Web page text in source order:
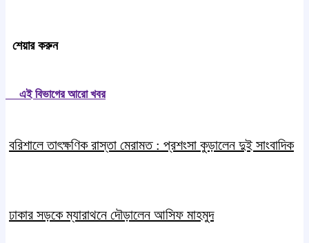
শেয়ার করুন
এই বিভাগের আরো খবর
বরিশালে তাৎক্ষণিক রাস্তা মেরামত : প্রশংসা কুড়ালেন দুই সাংবাদিক
ঢাকার সড়কে ম্যারাথনে দৌড়ালেন আসিফ মাহমুদ